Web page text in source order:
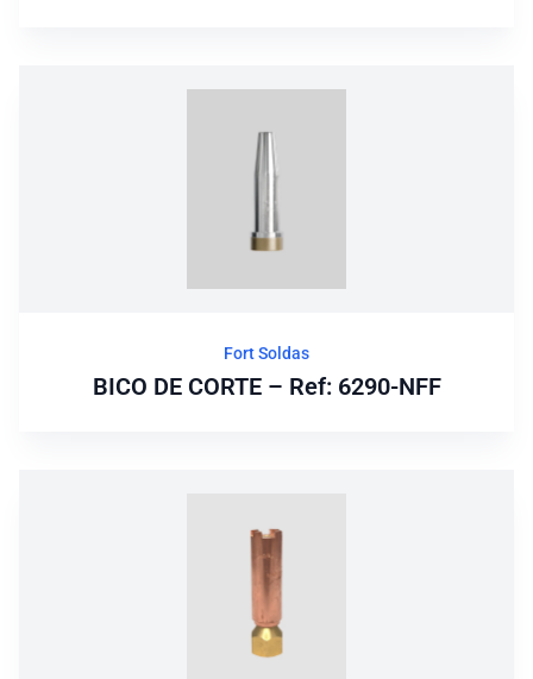
Fort Soldas
BICO DE CORTE – Ref: 6290-NFF